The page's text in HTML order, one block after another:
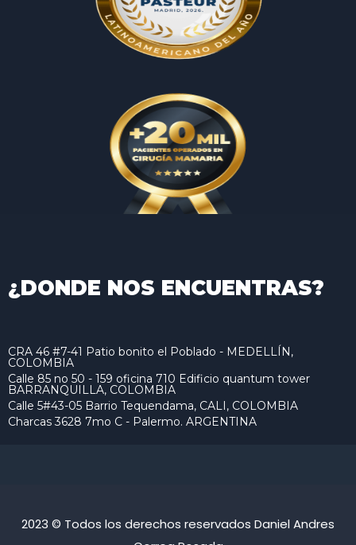
¿DONDE NOS ENCUENTRAS?
CRA 46 #7-41 Patio bonito el Poblado - MEDELLÍN,
COLOMBIA
Calle 85 no 50 - 159 oficina 710 Edificio quantum tower
BARRANQUILLA, COLOMBIA
Calle 5#43-05 Barrio Tequendama, CALI, COLOMBIA
Charcas 3628 7mo C - Palermo. ARGENTINA
2023 © Todos los derechos reservados Daniel Andres